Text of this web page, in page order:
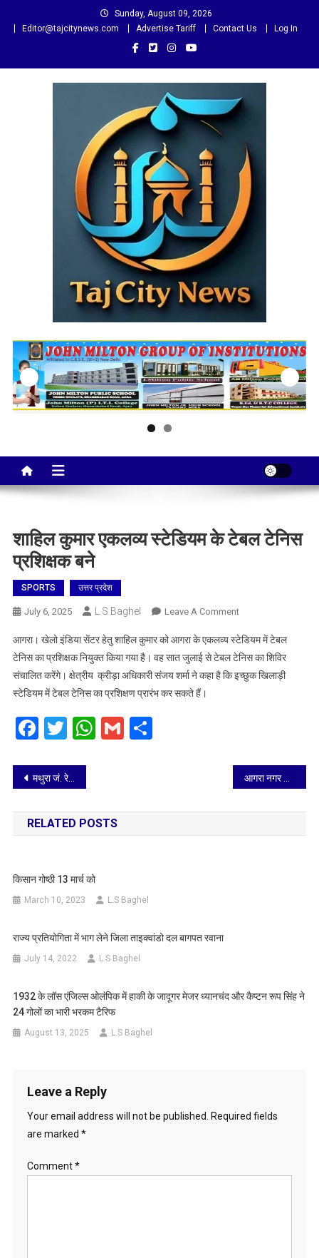
Sunday, August 09, 2026
Editor@tajcitynews.com
Advertise Tariff Contact Us Log In
Taj City News
शाहिल कुमार एकलव्य स्टेडियम के टेबल टेनिस
प्रशिक्षक बने
SPORTS उत्तर प्रदेश
July 6, 2025 L.S Baghel Leave A CommentOn
कुमार
एकलव्य
स्टेडियम
आगरा। खेलो इंडिया सेंटर हेतु शाहिल कुमार को आगरा के एकलव्य स्टेडियम में टेबल
टेनिस का प्रशिक्षक नियुक्त किया गया है। वह सात जुलाई से टेबल टेनिस का शिविर
संचालित करेंगे। क्षेत्रीय क्रीड़ा अधिकारी संजय शर्मा ने कहा है कि इच्छुक खिलाड़ी
स्टेडियम में टेबल टेनिस का प्रशिक्षण प्रारंभ कर सकते हैं।
Facebook
Twitter
WhatsApp
GmailShare
Post
navigation
मथुरा जं. रेलवे स्टेशन पर खोया- पाया केंद्र मुड़िया मेले में आये हुए बिछुड़े यात्रियों को मिलवा रहा परिवारीजनों को , प्रशंसा
RELATED POSTS
किसान गोष्ठी 13 मार्च को
March 10, 2023 L.S Baghel
राज्य प्रतियोगिता में भाग लेने जिला ताइक्वांडो दल बागपत रवाना
July 14, 2022 L.S Baghel
1932 के लॉस एंजिल्स ओलंपिक में हाकी के जादूगर मेजर ध्यानचंद और कैप्टन रूप सिंह ने
24 गोलों का भारी भरकम टैरिफ
August 13, 2025 L.S Baghel
Leave a Reply
Your email address will not be published.
Required fields
are marked *
Comment*